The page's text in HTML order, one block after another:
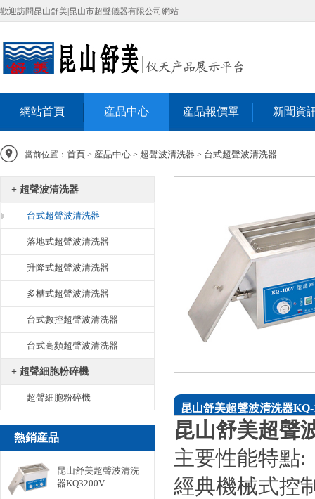
歡迎訪問昆山舒美|昆山市超聲儀器有限公司網站
網站首頁 産品中心 産品報價單 新聞資
當前位置： 首頁 > 産品中心 > 超聲波清洗器 > 台式超聲波清洗器
+ 超聲波清洗器
- 台式超聲波清洗器
- 落地式超聲波清洗器
- 升降式超聲波清洗器
- 多槽式超聲波清洗器
- 台式數控超聲波清洗器
- 台式高頻超聲波清洗器
+ 超聲細胞粉碎機
- 超聲細胞粉碎機
熱銷産品
昆山舒美超聲波清洗
器KQ3200V
昆山舒美超聲波清洗器
昆山舒美超聲
主要性能特點:
經典機械式控